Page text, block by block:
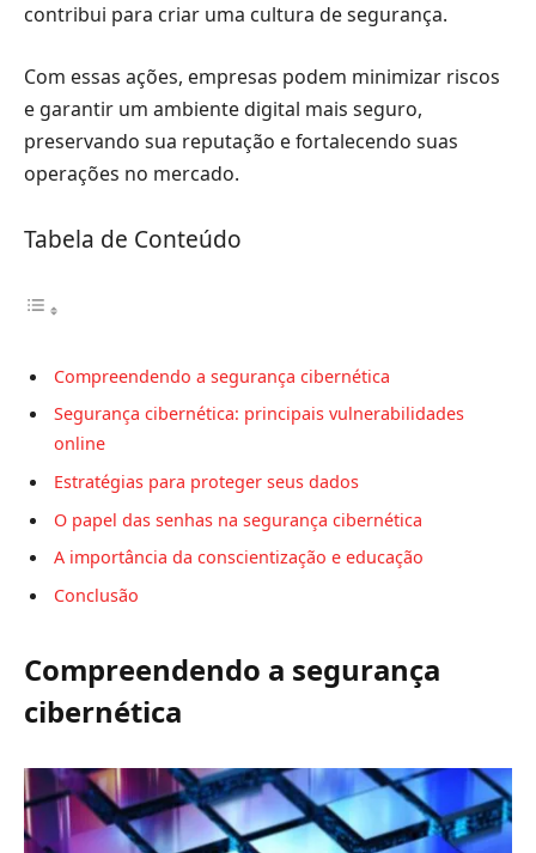
contribui para criar uma cultura de segurança.
Com essas ações, empresas podem minimizar riscos
e garantir um ambiente digital mais seguro,
preservando sua reputação e fortalecendo suas
operações no mercado.
Tabela de Conteúdo
Compreendendo a segurança cibernética
Segurança cibernética: principais vulnerabilidades
online
Estratégias para proteger seus dados
O papel das senhas na segurança cibernética
A importância da conscientização e educação
Conclusão
Compreendendo a segurança
cibernética